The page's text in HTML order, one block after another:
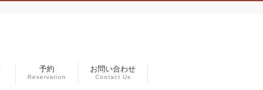
予約
Reservation
お問い合わせ
Contact Us